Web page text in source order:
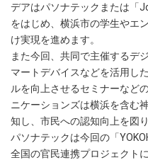
デアはパソナテックまたは「
をはじめ、横浜市の学生やエ
け実現を進めます。
また今回、共同で主催するデ
マートデバイスなどを活用し
ルを向上させるセミナーなど
ニケーションズは横浜を含む
知し、市民への認知向上を図り
パソナテックは今回の「
全国の官民連携プロジェクト